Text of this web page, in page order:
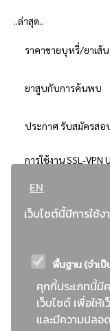
EN
เว็บไซต์นี้มีการใช้
พื้นฐาน (จำเ
คุกกี้ประเภทนี้มี
เว็บไซต์ เพื่อให้
และมีความปลอ
..ล่าสุด..
ราคาขายบุหรี่/ยาเส้น
ยาสูบกับการค้นพบ
ประกาศ รับสมัครสอ
การใช้งาน SSL-
..ยอดนิยม..
: วิธีเฉพาะเจาะจง
ข่าวสาร/ประกาศ
: เอกสารส่งเสริมความโ